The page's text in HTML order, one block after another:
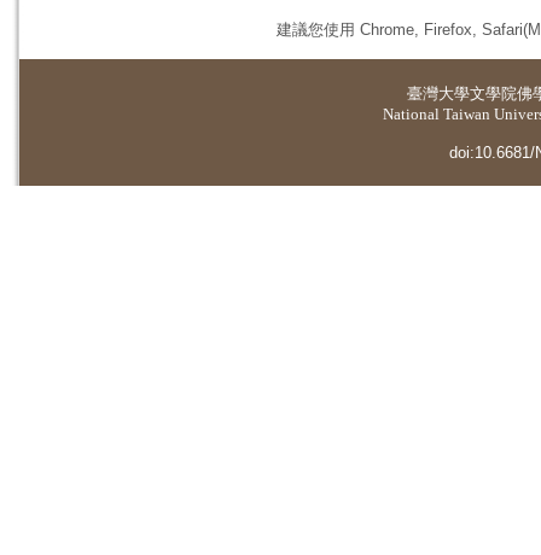
建議您使用 Chrome, Firefox,
臺灣大學文學院佛
National Taiwan
doi:10.6681/